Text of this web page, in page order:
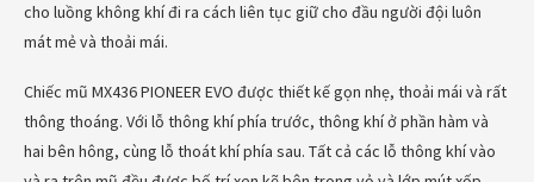
cho luồng không khí đi ra cách liên tục giữ cho đầu người đội luôn
mát mẻ và thoải mái.
Chiếc mũ MX436 PIONEER EVO được thiết kế gọn nhẹ, thoải mái và rất
thông thoáng. Với lỗ thông khí phía trước, thông khí ở phần hàm và
hai bên hông, cùng lỗ thoát khí phía sau. Tất cả các lỗ thông khí vào